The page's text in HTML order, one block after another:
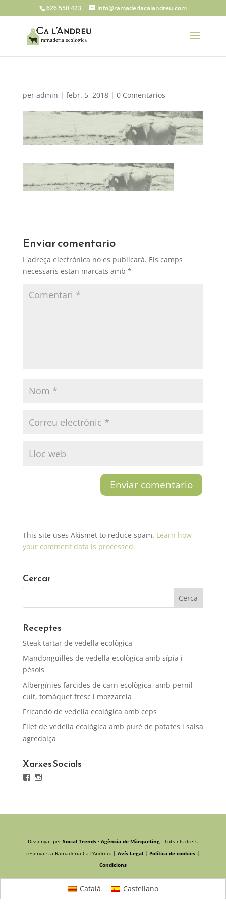
626 550 423 info@ramaderiacalandreu.com
per admin | febr. 5, 2018| 0 Comentarios
Enviar comentario
L'adreça electrònica no es publicarà. Els camps
necessaris estan marcats amb *
This site uses Akismet to reduce spam. Learn how
your comment data is processed.
Cercar
Receptes
Steak tartar de vedella ecològica
Mandonguilles de vedella ecològica amb sípia i
pèsols
Albergínies farcides de carn ecològica, amb pernil
cuit, tomàquet fresc i mozzarela
Fricandó de vedella ecològica amb ceps
Filet de vedella ecològica amb puré de patates i salsa
agredolça
Xarxes Socials
Facebook
Instagram
Dissenyat perSocial Trends · Agència de Màrqueting . Tots els drets
reservats a Ramaderia Ca l'Andreu. | Avís Legal | Política de cookies |
Condicions
Català Castellano